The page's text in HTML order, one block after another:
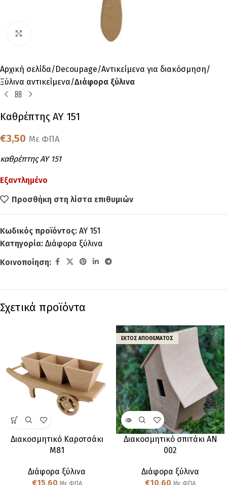
Αρχική σελίδα Decoupage Αντικείμενα για διακόσμηση
Ξύλινα αντικείμενα Διάφορα ξύλινα
Καθρέπτης ΑΥ 151
€3,50 Με ΦΠΑ
καθρέπτης ΑΥ 151
Εξαντλημένο
Προσθήκη στη λίστα επιθυμιών
Κωδικός προϊόντος: AY 151
Κατηγορία: Διάφορα ξύλινα
Κοινοποίηση:
Σχετικά προϊόντα
Διακοσμητικό Καροτσάκι
Μ81
Διάφορα ξύλινα
€15,60 Με ΦΠΑ
ΕΚΤΌΣ ΑΠΟΘΈΜΑΤΟΣ
Διακοσμητικό σπιτάκι AN
002
Διάφορα ξύλινα
€10,60 Με ΦΠΑ